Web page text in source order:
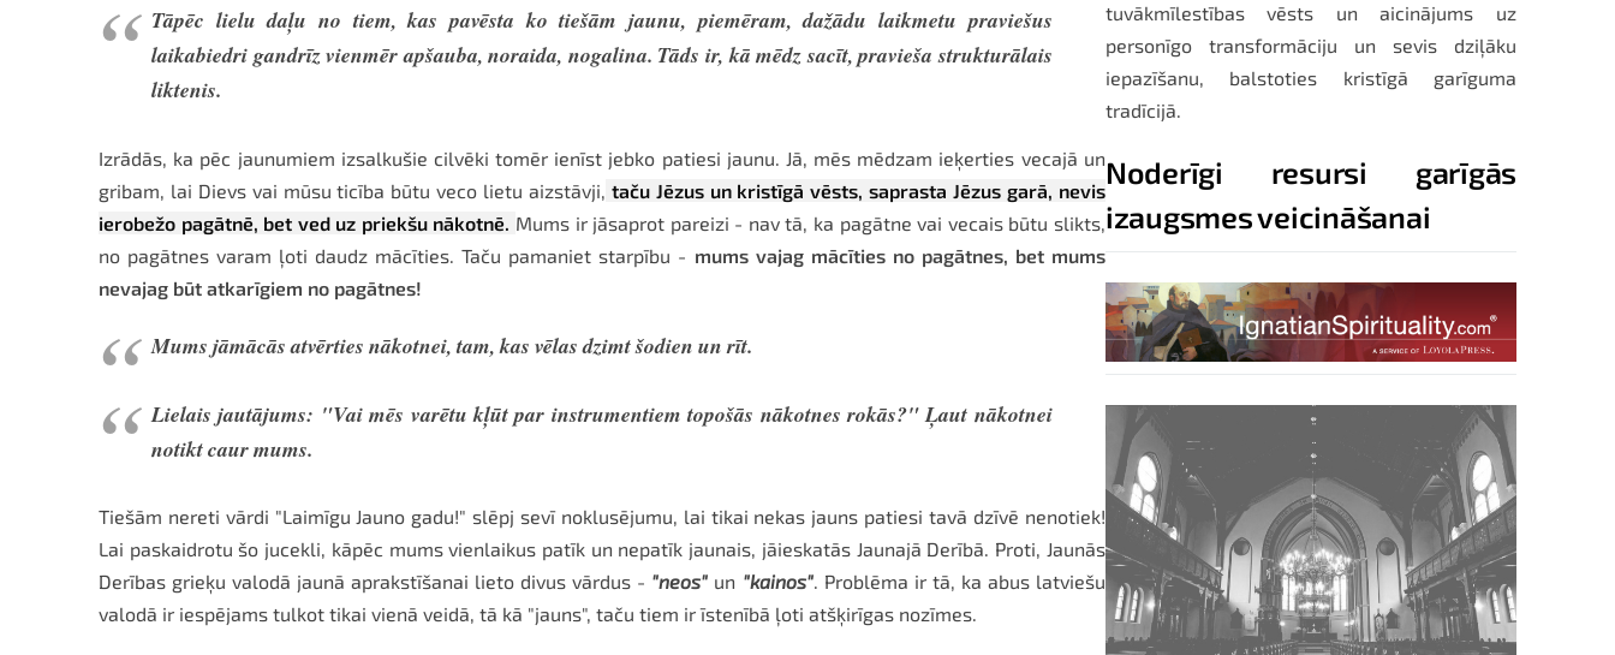
tuvākmīlestības vēsts un aicinājums uz
personīgo transformāciju un sevis dziļāku
iepazīšanu, balstoties kristīgā garīguma
tradīcijā.
Noderīgi resursi garīgās
izaugsmes veicināšanai
Tāpēc lielu daļu no tiem, kas pavēsta ko tiešām jaunu, piemēram, dažādu laikmetu praviešus
laikabiedri gandrīz vienmēr apšauba, noraida, nogalina. Tāds ir, kā mēdz sacīt, pravieša strukturālais
liktenis.
Izrādās, ka pēc jaunumiem izsalkušie cilvēki tomēr ienīst jebko patiesi jaunu. Jā, mēs mēdzam ieķerties vecajā un
gribam, lai Dievs vai mūsu ticība būtu veco lietu aizstāvji, taču Jēzus un kristīgā vēsts, saprasta Jēzus garā, nevis
ierobežo pagātnē, bet ved uz priekšu nākotnē. Mums ir jāsaprot pareizi - nav tā, ka pagātne vai vecais būtu slikts,
no pagātnes varam ļoti daudz mācīties. Taču pamaniet starpību - mums vajag mācīties no pagātnes, bet mums
nevajag būt atkarīgiem no pagātnes!
Mums jāmācās atvērties nākotnei, tam, kas vēlas dzimt šodien un rīt.
Lielais jautājums: "Vai mēs varētu kļūt par instrumentiem topošās nākotnes rokās?" Ļaut nākotnei
notikt caur mums.
Tiešām nereti vārdi "Laimīgu Jauno gadu!" slēpj sevī noklusējumu, lai tikai nekas jauns patiesi tavā dzīvē nenotiek!
Lai paskaidrotu šo jucekli, kāpēc mums vienlaikus patīk un nepatīk jaunais, jāieskatās Jaunajā Derībā. Proti, Jaunās
Derības grieķu valodā jaunā aprakstīšanai lieto divus vārdus - "neos" un "kainos". Problēma ir tā, ka abus latviešu
valodā ir iespējams tulkot tikai vienā veidā, tā kā "jauns", taču tiem ir īstenībā ļoti atšķirīgas nozīmes.